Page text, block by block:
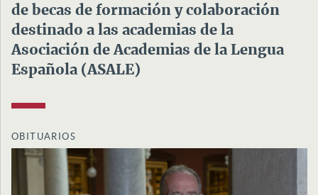
de becas de formación y colaboración
destinado a las academias de la
Asociación de Academias de la Lengua
Española (ASALE)
OBITUARIOS